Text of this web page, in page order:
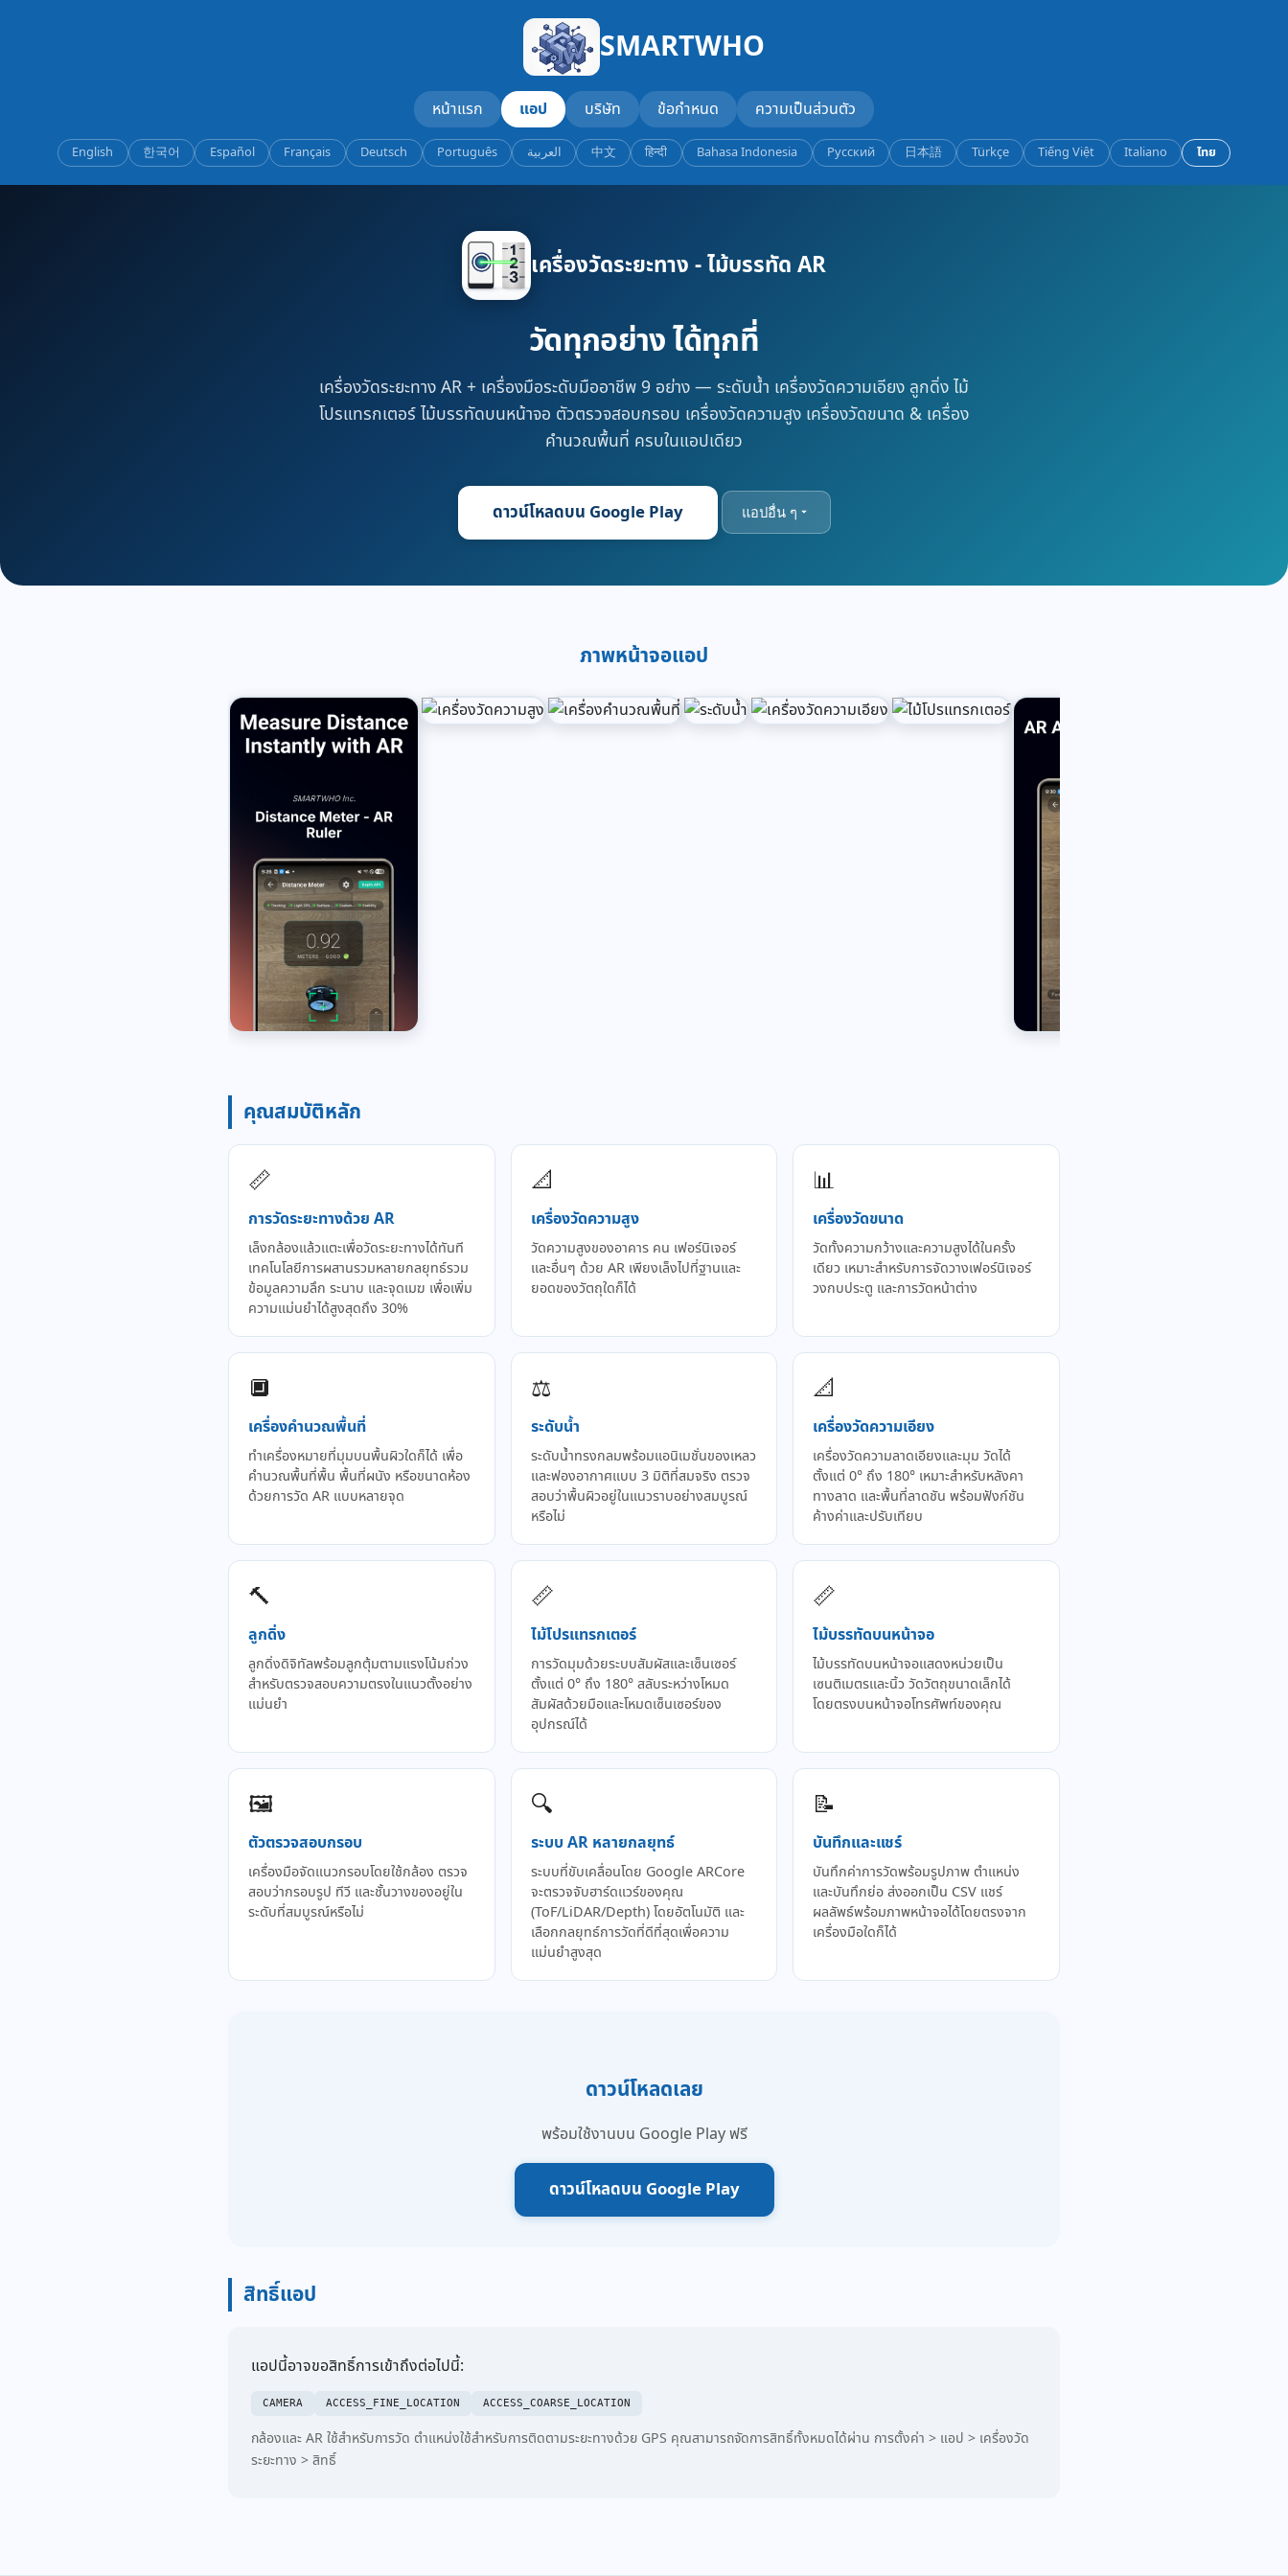
SMARTWHO
หน้าแรก แอป บริษัท ข้อกำหนด ความเป็นส่วนตัว
English 한국어 Español Français Deutsch Português العربية 中文 हिन्दी Bahasa Indonesia Русский 日本語 Türkçe Tiếng Việt Italiano ไทย
เครื่องวัดระยะทาง - ไม้บรรทัด AR
วัดทุกอย่าง ได้ทุกที่
เครื่องวัดระยะทาง AR + เครื่องมือระดับมืออาชีพ 9 อย่าง — ระดับน้ำ เครื่องวัดความเอียง ลูกดิ่ง ไม้
โปรแทรกเตอร์ ไม้บรรทัดบนหน้าจอ ตัวตรวจสอบกรอบ เครื่องวัดความสูง เครื่องวัดขนาด & เครื่อง
คำนวณพื้นที่ ครบในแอปเดียว
ดาวน์โหลดบน Google Play แอปอื่น ๆ
ภาพหน้าจอแอป
คุณสมบัติหลัก
📏
การวัดระยะทางด้วย AR
เล็งกล้องแล้วแตะเพื่อวัดระยะทางได้ทันที
เทคโนโลยีการผสานรวมหลายกลยุทธ์รวม
ข้อมูลความลึก ระนาบ และจุดเมฆ เพื่อเพิ่ม
ความแม่นยำได้สูงสุดถึง 30%
📐
เครื่องวัดความสูง
วัดความสูงของอาคาร คน เฟอร์นิเจอร์
และอื่นๆ ด้วย AR เพียงเล็งไปที่ฐานและ
ยอดของวัตถุใดก็ได้
📊
เครื่องวัดขนาด
วัดทั้งความกว้างและความสูงได้ในครั้ง
เดียว เหมาะสำหรับการจัดวางเฟอร์นิเจอร์
วงกบประตู และการวัดหน้าต่าง
🔲
เครื่องคำนวณพื้นที่
ทำเครื่องหมายที่มุมบนพื้นผิวใดก็ได้ เพื่อ
คำนวณพื้นที่พื้น พื้นที่ผนัง หรือขนาดห้อง
ด้วยการวัด AR แบบหลายจุด
⚖️
ระดับน้ำ
ระดับน้ำทรงกลมพร้อมแอนิเมชั่นของเหลว
และฟองอากาศแบบ 3 มิติที่สมจริง ตรวจ
สอบว่าพื้นผิวอยู่ในแนวราบอย่างสมบูรณ์
หรือไม่
📐
เครื่องวัดความเอียง
เครื่องวัดความลาดเอียงและมุม วัดได้
ตั้งแต่ 0° ถึง 180° เหมาะสำหรับหลังคา
ทางลาด และพื้นที่ลาดชัน พร้อมฟังก์ชัน
ค้างค่าและปรับเทียบ
🔨
ลูกดิ่ง
ลูกดิ่งดิจิทัลพร้อมลูกตุ้มตามแรงโน้มถ่วง
สำหรับตรวจสอบความตรงในแนวตั้งอย่าง
แม่นยำ
📏
ไม้โปรแทรกเตอร์
การวัดมุมด้วยระบบสัมผัสและเซ็นเซอร์
ตั้งแต่ 0° ถึง 180° สลับระหว่างโหมด
สัมผัสด้วยมือและโหมดเซ็นเซอร์ของ
อุปกรณ์ได้
📏
ไม้บรรทัดบนหน้าจอ
ไม้บรรทัดบนหน้าจอแสดงหน่วยเป็น
เซนติเมตรและนิ้ว วัดวัตถุขนาดเล็กได้
โดยตรงบนหน้าจอโทรศัพท์ของคุณ
🖼️
ตัวตรวจสอบกรอบ
เครื่องมือจัดแนวกรอบโดยใช้กล้อง ตรวจ
สอบว่ากรอบรูป ทีวี และชั้นวางของอยู่ใน
ระดับที่สมบูรณ์หรือไม่
🔍
ระบบ AR หลายกลยุทธ์
ระบบที่ขับเคลื่อนโดย Google ARCore
จะตรวจจับฮาร์ดแวร์ของคุณ
(ToF/LiDAR/Depth) โดยอัตโนมัติ และ
เลือกกลยุทธ์การวัดที่ดีที่สุดเพื่อความ
แม่นยำสูงสุด
📝
บันทึกและแชร์
บันทึกค่าการวัดพร้อมรูปภาพ ตำแหน่ง
และบันทึกย่อ ส่งออกเป็น CSV แชร์
ผลลัพธ์พร้อมภาพหน้าจอได้โดยตรงจาก
เครื่องมือใดก็ได้
ดาวน์โหลดเลย
พร้อมใช้งานบน Google Play ฟรี
ดาวน์โหลดบน Google Play
สิทธิ์แอป
แอปนี้อาจขอสิทธิ์การเข้าถึงต่อไปนี้:
CAMERA ACCESS_FINE_LOCATION ACCESS_COARSE_LOCATION
กล้องและ AR ใช้สำหรับการวัด ตำแหน่งใช้สำหรับการติดตามระยะทางด้วย GPS คุณสามารถจัดการสิทธิ์ทั้งหมดได้ผ่าน การตั้งค่า > แอป > เครื่องวัด
ระยะทาง > สิทธิ์